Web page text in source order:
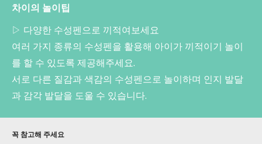
차이의 놀이팁
▷ 다양한 수성펜으로 끼적여보세요
여러 가지 종류의 수성펜을 활용해 아이가 끼적이기 놀이
를 할 수 있도록 제공해주세요.
서로 다른 질감과 색감의 수성펜으로 놀이하며 인지 발달
과 감각 발달을 도울 수 있습니다.
꼭 참고해 주세요